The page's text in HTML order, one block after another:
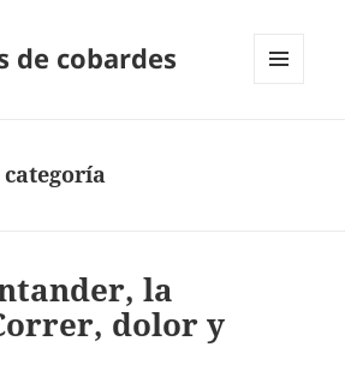
de cobardes
categoría
la
dolor y